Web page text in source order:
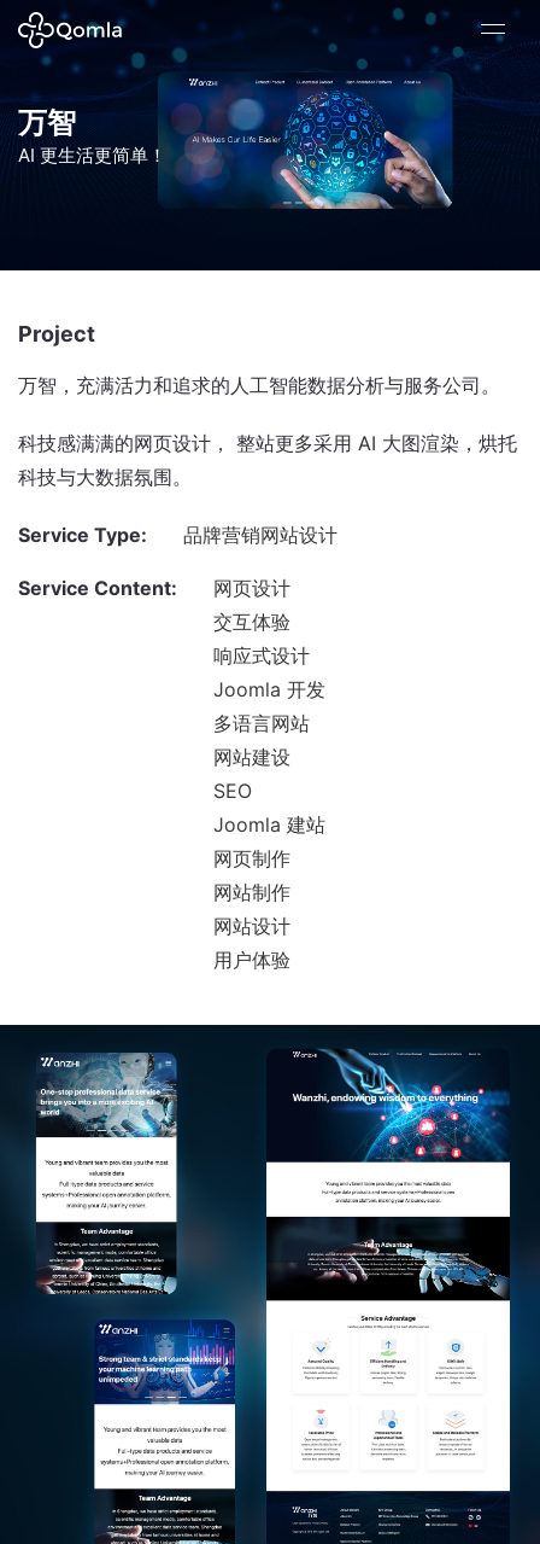
万智
AI 更生活更简单！
Project
万智，充满活力和追求的人工智能数据分析与服务公司。
科技感满满的网页设计， 整站更多采用 AI 大图渲染，烘托
科技与大数据氛围。
Service Type: 品牌营销网站设计
Service Content:
网页设计
交互体验
响应式设计
Joomla 开发
多语言网站
网站建设
SEO
Joomla 建站
网页制作
网站制作
网站设计
用户体验